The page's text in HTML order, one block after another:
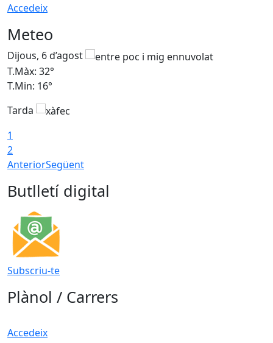
Accedeix
Meteo
Dijous, 6 d’agost
T.Màx: 32°
T.Min: 16°
Tarda
1
2
AnteriorSegüent
Butlletí digital
Subscriu-te
Plànol / Carrers
Accedeix